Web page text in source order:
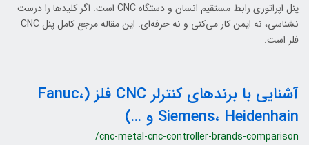
پنل اپراتوری رابط مستقیم انسان و دستگاه CNC است. اگر کلیدها را درست
نشناسی، نه ایمن کار می‌کنی و نه حرفه‌ای. این مقاله مرجع کامل پنل CNC
فلز است.
آشنایی با برندهای کنترلر CNC فلز (Fanuc،
Siemens، Heidenhain و …)
/cnc-metal-cnc-controller-brands-comparison